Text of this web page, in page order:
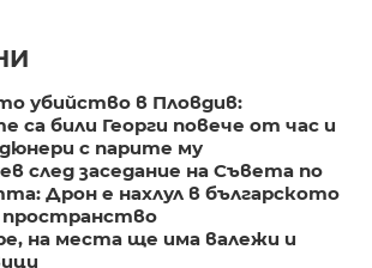
убийство в Пловдив:
са били Георги повече от час и
с парите му
след заседание на Съвета по
Дрон е нахлул в българското
на места ще има валежи и